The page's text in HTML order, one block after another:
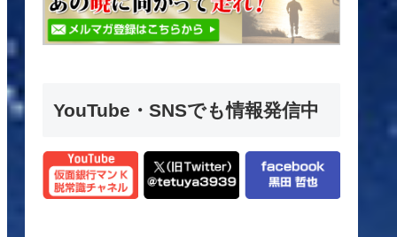
YouTube・SNSでも情報発信中